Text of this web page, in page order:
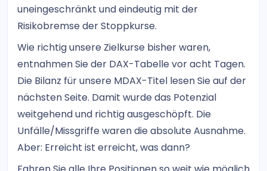
uneingeschränkt und eindeutig mit der
Risikobremse der Stoppkurse.
Wie richtig unsere Zielkurse bisher waren,
entnahmen Sie der DAX-Tabelle vor acht Tagen.
Die Bilanz für unsere MDAX-Titel lesen Sie auf der
nächsten Seite. Damit wurde das Potenzial
weitgehend und richtig ausgeschöpft. Die
Unfälle/Missgriffe waren die absolute Ausnahme.
Aber: Erreicht ist erreicht, was dann?